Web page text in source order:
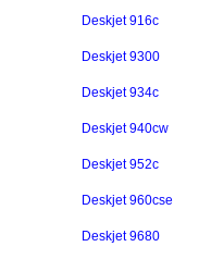
Deskjet 916c
Deskjet 9300
Deskjet 934c
Deskjet 940cw
Deskjet 952c
Deskjet 960cse
Deskjet 9680